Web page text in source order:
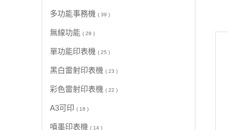
多功能事務機 ( 39 )
無線功能 ( 28 )
單功能印表機 ( 25 )
黑白雷射印表機 ( 23 )
彩色雷射印表機 ( 22 )
A3可印 ( 18 )
噴墨印表機 ( 14 )